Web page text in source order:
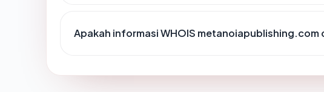
Apakah informasi WHOIS metanoiapublishing.com